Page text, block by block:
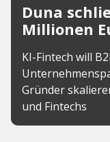
Duna
Millionen
KI-Fintech will
Gründer
und Fintechs